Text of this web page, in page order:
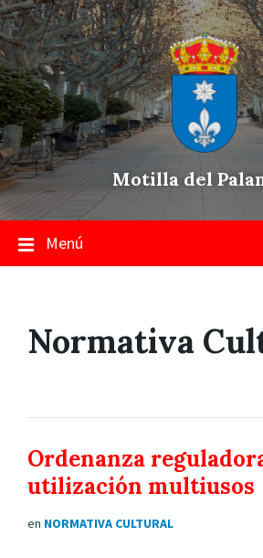
Skip
to
content
Saltar
a
la
navegación
principal
Saltar
a
pie
de
página
Motilla del
Menú
Normativa
Ordenanza
utilización multiusos
en NORMATIVA CULTURAL